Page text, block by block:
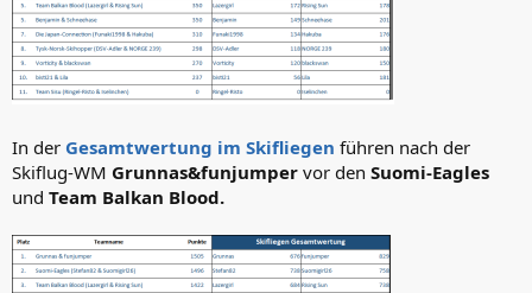
In der Gesamtwertung im Skifliegen führen nach der
Skiflug-WM Grunnas&funjumper vor den Suomi-Eagles
und Team Balkan Blood.